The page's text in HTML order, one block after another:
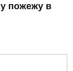
пожежу в